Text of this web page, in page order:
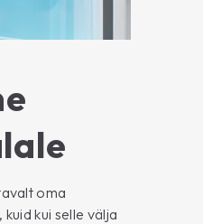
oma
kui selle välja